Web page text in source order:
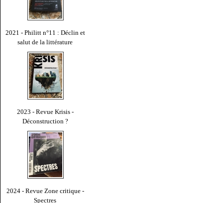
2021 - Philitt n°11 : Déclin et
salut de la littérature
2023 - Revue Krisis -
Déconstruction ?
2024 - Revue Zone critique -
Spectres